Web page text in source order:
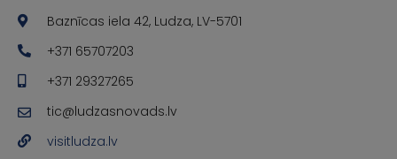
Baznīcas iela 42, Ludza, LV-5701
+371 65707203
+371 29327265
tic@ludzasnovads.lv
visitludza.lv